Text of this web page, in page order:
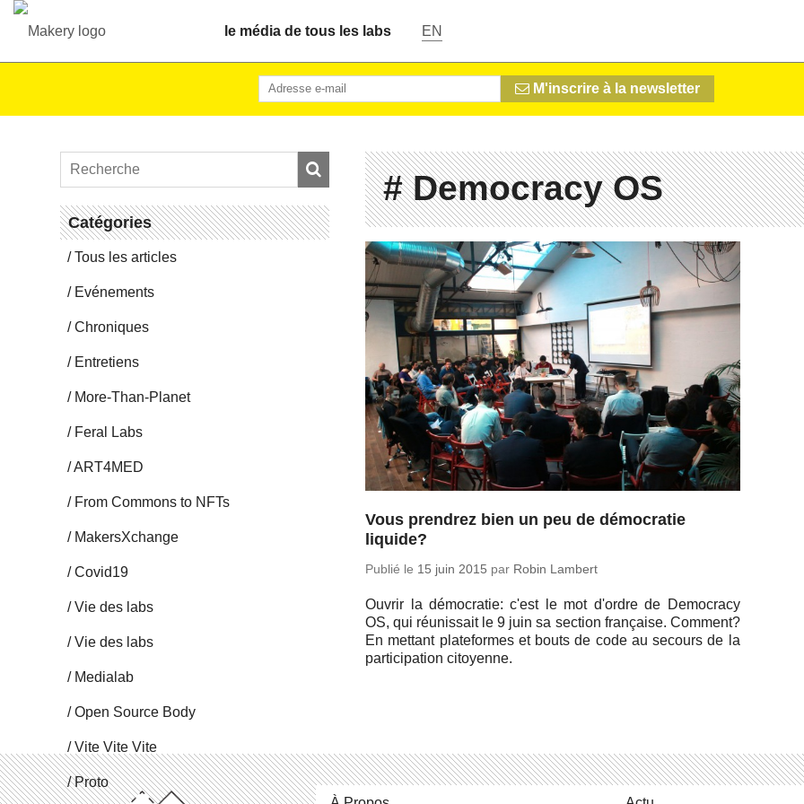
le média de tous les labs EN
M'inscrire à la newsletter
Ca­té­go­ries
Tous les articles
Evé­ne­ments
Chro­niques
En­tre­tiens
More-Than-Pla­net
Feral Labs
ART4MED
From Commons to NFTs
Ma­kersX­change
Covid19
Vie des labs
Vie des labs
Me­dia­lab
Open Source Body
Vite Vite Vite
Proto
# Democracy OS
Vous prendrez bien un peu de démocratie
liquide?
Publié le 15 juin 2015 par Robin Lambert
Ouvrir la dé­mo­cra­tie: c'est le mot d'ordre de De­mo­cracy
OS, qui réunis­sait le 9 juin sa section fran­çaise. Comment?
En mettant pla­te­formes et bouts de code au secours de la
par­ti­ci­pa­tion citoyenne.